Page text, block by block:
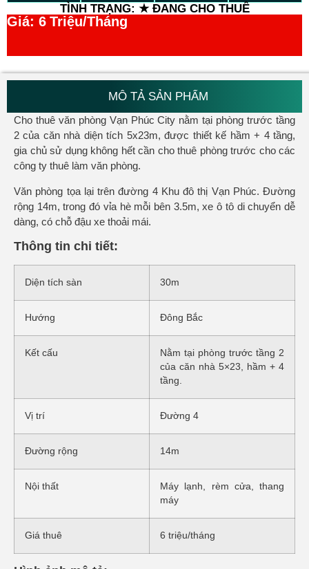
TÌNH TRẠNG: ★ ĐANG CHO THUÊ
Giá: 6 Triệu/Tháng
MÔ TẢ SẢN PHẨM
Cho thuê văn phòng Vạn Phúc City nằm tại phòng trước tầng
2 của căn nhà diện tích 5x23m, được thiết kế hầm + 4 tầng,
gia chủ sử dụng không hết cần cho thuê phòng trước cho các
công ty thuê làm văn phòng.
Văn phòng tọa lại trên đường 4 Khu đô thị Vạn Phúc. Đường
rộng 14m, trong đó vỉa hè mỗi bên 3.5m, xe ô tô di chuyển dễ
dàng, có chỗ đậu xe thoải mái.
Thông tin chi tiết:
Diện tích sàn 30m
Hướng Đông Bắc
Kết cấu
Nằm tại phòng trước tầng 2
của căn nhà 5×23, hầm + 4
tầng.
Vị trí Đường 4
Đường rộng 14m
Nội thất
Máy lạnh, rèm cửa, thang
máy
Giá thuê 6 triệu/tháng